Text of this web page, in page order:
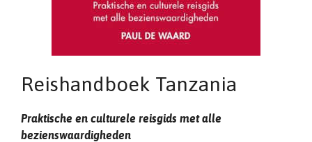
Reishandboek Tanzania
Praktische en culturele reisgids met alle
bezienswaardigheden